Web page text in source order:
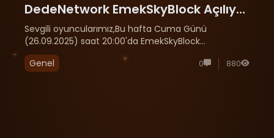
DedeNetwork EmekSkyBlock Açılıyor
!
Sevgili oyuncularımız,Bu hafta Cuma Günü
(26.09.2025) saat 20:00'da EmekSkyBlock
sunucumuzu sizlerle buluşturacak olmanın
mutluluğunu yaşıyoruz! ⛏️ Emek tabanlı, dengeli
Genel 0 880